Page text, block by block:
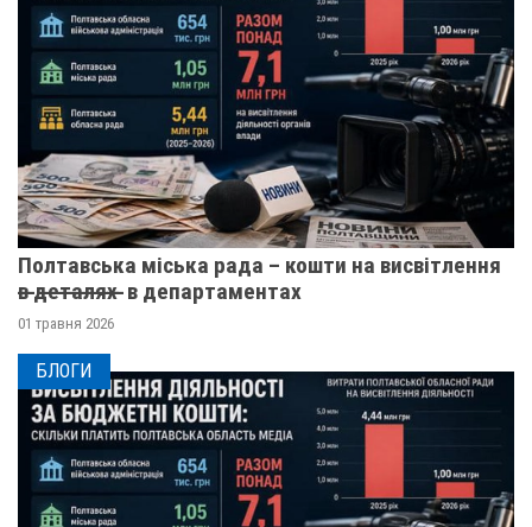
Полтавська міська рада – кошти на висвітлення
в̶ ̶д̶е̶т̶а̶л̶я̶х̶ ̶ в департаментах
01 травня 2026
БЛОГИ